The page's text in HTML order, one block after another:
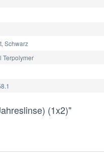
Schwarz
Terpolymer
(1x2)"